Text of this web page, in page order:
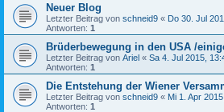
Neuer Blog
Letzter Beitrag von schneid9 « Do 30. Jul
Antworten: 1
Brüderbewegung in den USA /
Letzter Beitrag von Ariel « Sa 4. Jul 2015,
Antworten: 1
Die Entstehung der Wiener
Letzter Beitrag von schneid9 « Mi 1. Apr
Antworten: 1